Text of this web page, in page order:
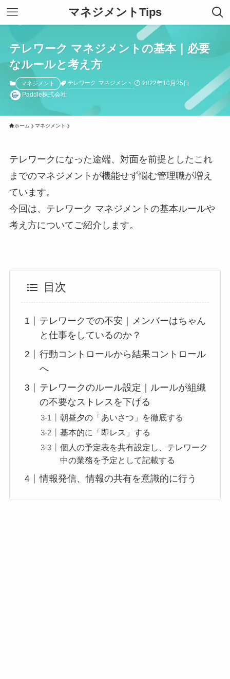
マネジメントTips
テレワーク マネジメントの基本｜必要
なルールと考え方
マネジメント テレワーク マネジメント
2022年10月25日
Paddle株式会社
ホーム マネジメント
テレワークになった途端、対面を前提としたこれ
までのマネジメントが機能せず悩む管理職が増え
ています。
今回は、テレワーク マネジメントの基本ルールや
考え方についてご紹介します。
目次
テレワークでの不安｜メンバーはちゃん
と仕事をしているのか？
行動コントロールから結果コントロール
へ
テレワークのルール設定｜ルールが組織
の不要なストレスを下げる
朝昼夕の「あいさつ」を徹底する
基本的に「即レス」する
個人の予定表を共有設定し、テレワーク
中の業務を予定として記載する
情報発信、情報の共有を意識的に行う